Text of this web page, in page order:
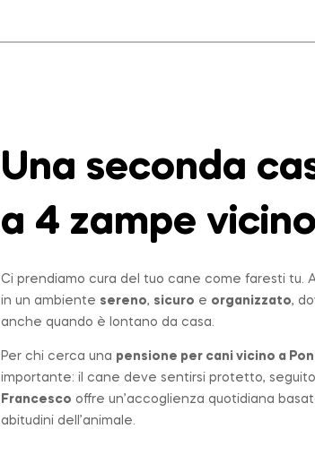
Una seconda
a 4 zampe
Ci prendiamo cura del tuo cane come faresti tu.
in un ambiente sereno, sicuro e organizzato,
anche quando è lontano da casa.
Per chi cerca una pensione per cani vicino a
importante: il cane deve sentirsi protetto,
Francesco offre un’accoglienza quotidiana
abitudini dell’animale.